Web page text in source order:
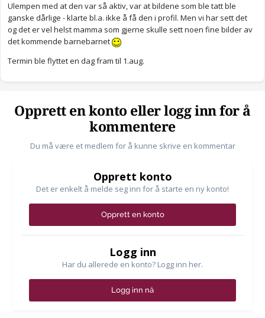
Ulempen med at den var så aktiv, var at bildene som ble tatt ble
ganske dårlige - klarte bl.a. ikke å få den i profil. Men vi har sett det
og det er vel helst mamma som gjerne skulle sett noen fine bilder av
det kommende barnebarnet
Termin ble flyttet en dag fram til 1.aug.
Opprett en konto eller logg inn for å
kommentere
Du må være et medlem for å kunne skrive en kommentar
Opprett konto
Det er enkelt å melde seg inn for å starte en ny konto!
Opprett en konto
Logg inn
Har du allerede en konto? Logg inn her.
Logg inn nå